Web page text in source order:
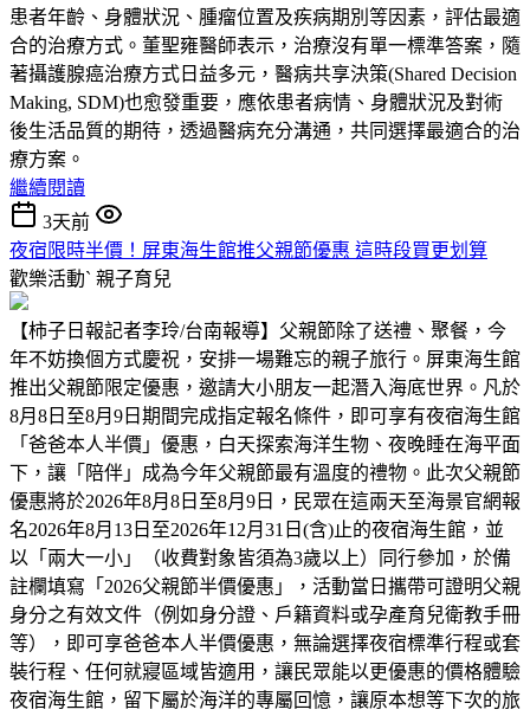
患者年齡、身體狀況、腫瘤位置及疾病期別等因素，評估最適
合的治療方式。董聖雍醫師表示，治療沒有單一標準答案，隨
著攝護腺癌治療方式日益多元，醫病共享決策(Shared Decision
Making, SDM)也愈發重要，應依患者病情、身體狀況及對術
後生活品質的期待，透過醫病充分溝通，共同選擇最適合的治
療方案。
繼續閱讀
3天前
夜宿限時半價！屏東海生館推父親節優惠 這時段買更划算
歡樂活動ˋ 親子育兒
【柿子日報記者李玲/台南報導】父親節除了送禮、聚餐，今
年不妨換個方式慶祝，安排一場難忘的親子旅行。屏東海生館
推出父親節限定優惠，邀請大小朋友一起潛入海底世界。凡於
8月8日至8月9日期間完成指定報名條件，即可享有夜宿海生館
「爸爸本人半價」優惠，白天探索海洋生物、夜晚睡在海平面
下，讓「陪伴」成為今年父親節最有溫度的禮物。此次父親節
優惠將於2026年8月8日至8月9日，民眾在這兩天至海景官網報
名2026年8月13日至2026年12月31日(含)止的夜宿海生館，並
以「兩大一小」（收費對象皆須為3歲以上）同行參加，於備
註欄填寫「2026父親節半價優惠」，活動當日攜帶可證明父親
身分之有效文件（例如身分證、戶籍資料或孕產育兒衛教手冊
等），即可享爸爸本人半價優惠，無論選擇夜宿標準行程或套
裝行程、任何就寢區域皆適用，讓民眾能以更優惠的價格體驗
夜宿海生館，留下屬於海洋的專屬回憶，讓原本想等下次的旅